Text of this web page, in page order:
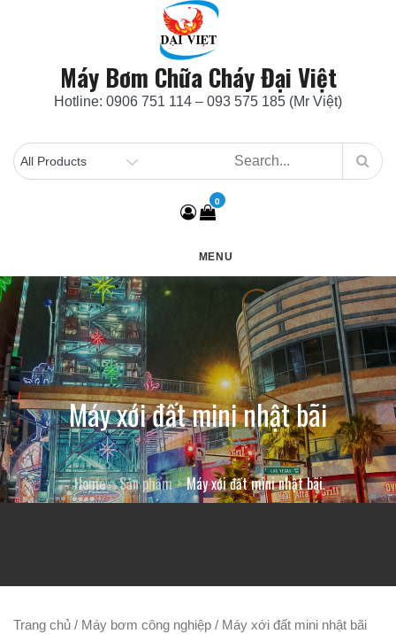
Máy Bơm Chữa Cháy Đại Việt
Hotline: 0906 751 114 – 093 575 185 (Mr Việt)
0
MENU
Máy xới đất mini nhật bãi
Home Sản phẩm Máy xới đất mini nhật bãi
Trang chủ / Máy bơm công nghiệp / Máy xới đất mini nhật bãi